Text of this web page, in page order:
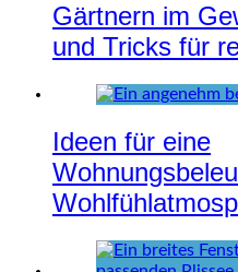
Gärtnern im
und Tricks für
Ideen für eine